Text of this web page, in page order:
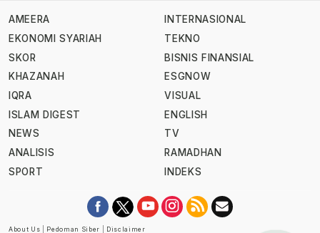
AMEERA
EKONOMI SYARIAH
SKOR
KHAZANAH
IQRA
ISLAM DIGEST
NEWS
ANALISIS
SPORT
INTERNASIONAL
TEKNO
BISNIS FINANSIAL
ESGNOW
VISUAL
ENGLISH
TV
RAMADHAN
INDEKS
About Us Pedoman Siber Disclaimer